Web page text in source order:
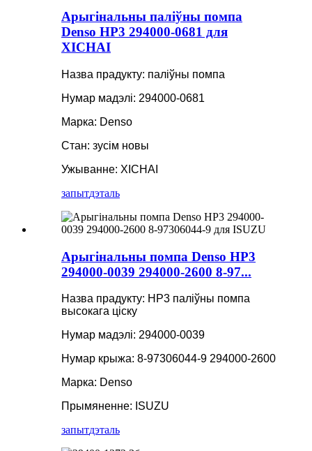
Арыгінальны паліўны помпа
Denso HP3 294000-0681 для
XICHAI
Назва прадукту: паліўны помпа
Нумар мадэлі: 294000-0681
Марка: Denso
Стан: зусім новы
Ужыванне: XICHAI
запытдэталь
Арыгінальны помпа Denso HP3
294000-0039 294000-2600 8-97...
Назва прадукту: HP3 паліўны помпа
высокага ціску
Нумар мадэлі: 294000-0039
Нумар крыжа: 8-97306044-9 294000-2600
Марка: Denso
Прымяненне: ISUZU
запытдэталь